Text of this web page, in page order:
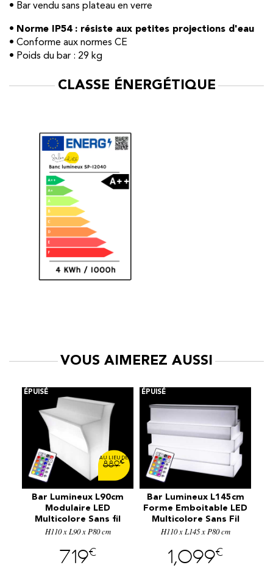
• Bar vendu sans plateau en verre
• Norme IP54 : résiste aux petites projections d'eau
• Conforme aux normes CE
• Poids du bar : 29 kg
CLASSE ÉNERGÉTIQUE
VOUS AIMEREZ AUSSI
889€
Bar Lumineux L90cm
Modulaire LED
Multicolore Sans fil
Relief Vague SP-
H110 x L90 x P80 cm
719€
Bar Lumineux L145cm
Forme Emboitable LED
Multicolore Sans Fil
H110 x L145 x P80 cm
1,099€